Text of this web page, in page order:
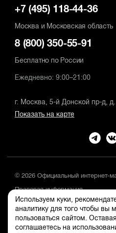
Используем куки,
аналитику для того чтобы вы
пользоваться сайтом.
соглашаетесь на
+7 (495) 118-44-36
Москва и Московская область
8 (800) 350-55-91
Бесплатно по России
Ежедневно: 9:00–21:00
г. Москва, 5-й Донской пр-д, д.
Показать на карте
© 2026 Официальный интернет-
Правовая информация
Положение об обработке и